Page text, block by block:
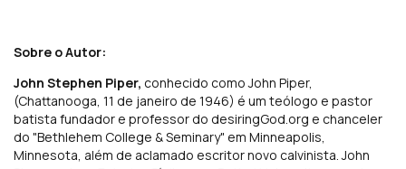
Sobre o Autor:
John Stephen Piper, conhecido como John Piper,
(Chattanooga, 11 de janeiro de 1946) é um teólogo e pastor
batista fundador e professor do desiringGod.org e chanceler
do "Bethlehem College & Seminary" em Minneapolis,
Minnesota, além de aclamado escritor novo calvinista. John